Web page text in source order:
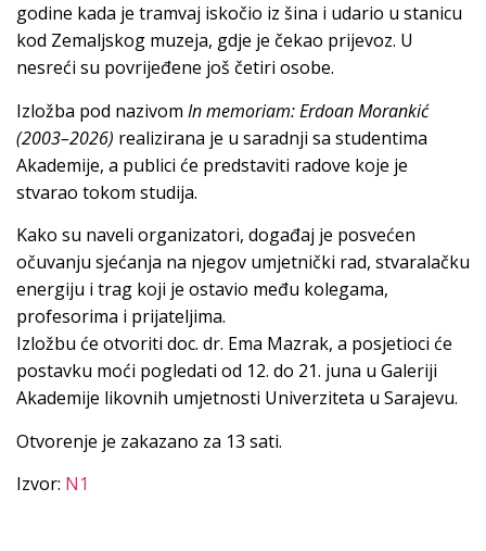
godine kada je tramvaj iskočio iz šina i udario u stanicu
kod Zemaljskog muzeja, gdje je čekao prijevoz. U
nesreći su povrijeđene još četiri osobe.
Izložba pod nazivom In memoriam: Erdoan Morankić
(2003–2026) realizirana je u saradnji sa studentima
Akademije, a publici će predstaviti radove koje je
stvarao tokom studija.
Kako su naveli organizatori, događaj je posvećen
očuvanju sjećanja na njegov umjetnički rad, stvaralačku
energiju i trag koji je ostavio među kolegama,
profesorima i prijateljima.
Izložbu će otvoriti doc. dr. Ema Mazrak, a posjetioci će
postavku moći pogledati od 12. do 21. juna u Galeriji
Akademije likovnih umjetnosti Univerziteta u Sarajevu.
Otvorenje je zakazano za 13 sati.
Izvor: N1